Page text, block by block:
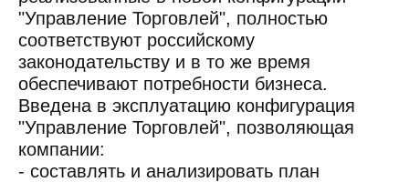
"Управление Торговлей", полностью
соответствуют российскому
законодательству и в то же время
обеспечивают потребности бизнеса.
Введена в эксплуатацию конфигурация
"Управление Торговлей", позволяющая
компании:
- составлять и анализировать план